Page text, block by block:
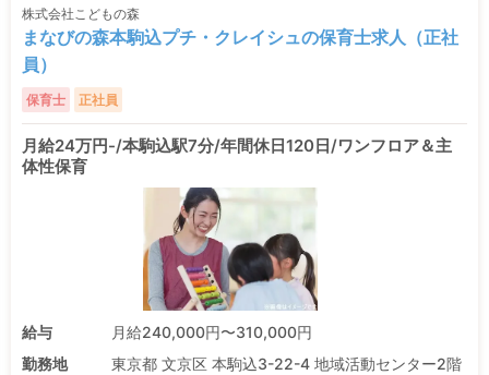
株式会社こどもの森
まなびの森本駒込プチ・クレイシュの保育士求人（正社
員）
保育士 正社員
月給24万円-/本駒込駅7分/年間休日120日/ワンフロア＆主
体性保育
給与
月給240,000円〜310,000円
勤務地
東京都 文京区 本駒込3-22-4 地域活動センター2階